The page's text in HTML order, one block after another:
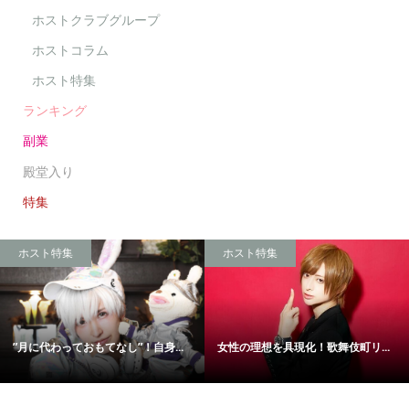
ホストクラブグループ
ホストコラム
ホスト特集
ランキング
副業
殿堂入り
特集
ホスト特集
”月に代わっておもてなし”！自身...
ホスト特集
女性の理想を具現化！歌舞伎町リ...